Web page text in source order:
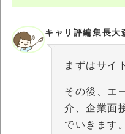
キャリ評編集長大
まずはサイ
その後、エ
介、企業面
でいきます。